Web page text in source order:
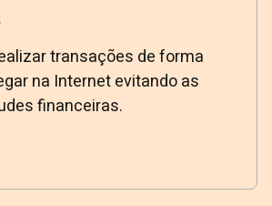
transações de forma
na Internet evitando as
financeiras.